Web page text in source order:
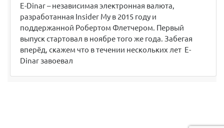
E-Dinar – независимая электронная валюта,
разработанная Insider My в 2015 году и
поддержанной Робертом Флетчером. Первый
выпуск стартовал в ноябре того же года. Забегая
вперёд, скажем что в течении нескольких лет E-
Dinar завоевал